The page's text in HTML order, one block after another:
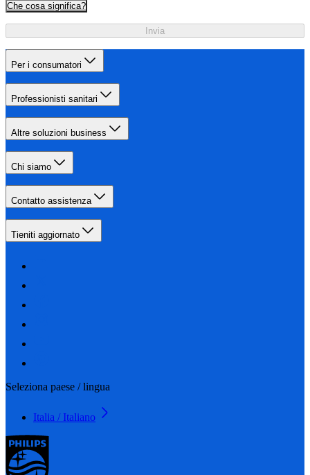
Che cosa significa?
Invia
Per i consumatori
Professionisti sanitari
Altre soluzioni business
Chi siamo
Contatto assistenza
Tieniti aggiornato
Seleziona paese / lingua
Italia / Italiano